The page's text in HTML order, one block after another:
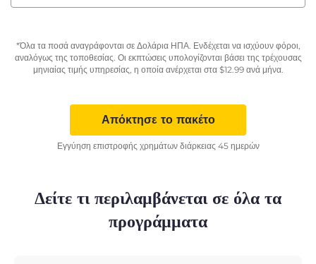
*Όλα τα ποσά αναγράφονται σε Δολάρια ΗΠΑ. Ενδέχεται να ισχύουν φόροι,
αναλόγως της τοποθεσίας. Οι εκπτώσεις υπολογίζονται βάσει της τρέχουσας
μηνιαίας τιμής υπηρεσίας, η οποία ανέρχεται στα $12.99ανά μήνα.
Απόκτησε το πακέτο
Εγγύηση επιστροφής χρημάτων διάρκειας 45 ημερών
Δείτε τι περιλαμβάνεται σε όλα τα
προγράμματα